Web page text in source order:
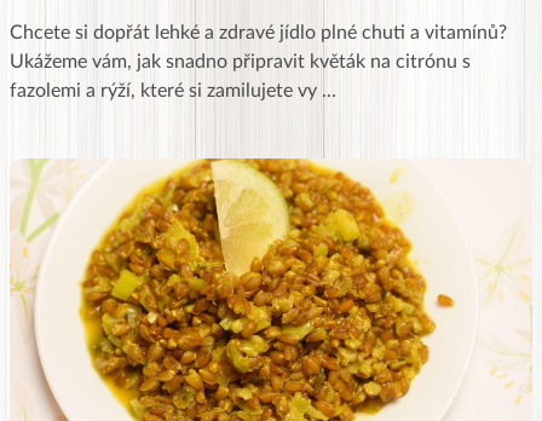
Chcete si dopřát lehké a zdravé jídlo plné chuti a vitamínů?
Ukážeme vám, jak snadno připravit květák na citrónu s
fazolemi a rýží, které si zamilujete vy ...